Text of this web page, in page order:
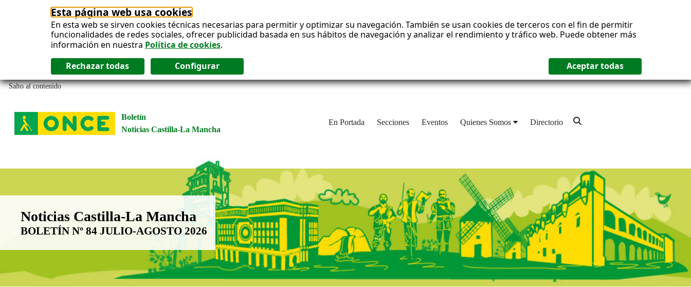
Esta página web usa cookies
En esta web se sirven cookies técnicas necesarias para permitir y optimizar su navegación. También se usan cookies de terceros con el fin de permitir
funcionalidades de redes sociales, ofrecer publicidad basada en sus hábitos de navegación y analizar el rendimiento y tráfico web. Puede obtener más
información en nuestra Política de cookies.
Salto al contenido
Boletín
Noticias Castilla-La Mancha
En Portada Secciones Eventos Quienes Somos Directorio
Boletín Noticias Castilla-La Mancha
Noticias Castilla-La Mancha
BOLETÍN Nº 84 JULIO-AGOSTO 2026